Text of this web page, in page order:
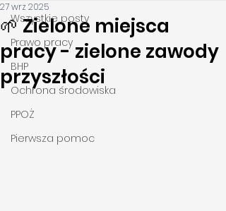
Wszystkie posty
Prawo pracy
BHP
Ochrona środowiska
PPOŻ
Pierwsza pomoc
🌱 Zielone miejsca
pracy - zielone zawody
przyszłości
27 wrz 2025